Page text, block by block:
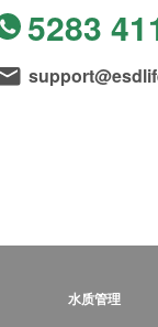
5283
水质管理